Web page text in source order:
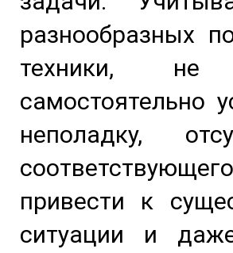
разнообразных
техники, не
самостоятельно
неполадку,
привести к
ситуации и